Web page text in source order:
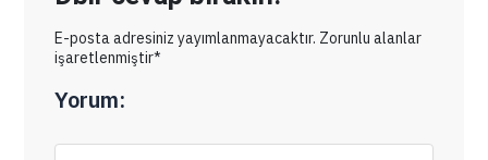
E-posta adresiniz yayımlanmayacaktır. Zorunlu alanlar
işaretlenmiştir*
Yorum: